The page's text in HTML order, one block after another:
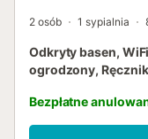
2 osób 1 sypialnia
Odkryty basen,
ogrodzony,
Bezpłatne